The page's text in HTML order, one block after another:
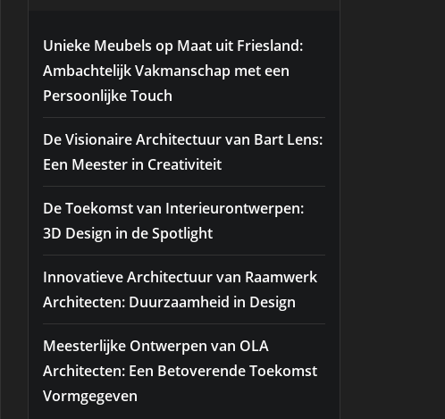
Unieke Meubels op Maat uit Friesland:
Ambachtelijk Vakmanschap met een
Persoonlijke Touch
De Visionaire Architectuur van Bart Lens:
Een Meester in Creativiteit
De Toekomst van Interieurontwerpen:
3D Design in de Spotlight
Innovatieve Architectuur van Raamwerk
Architecten: Duurzaamheid in Design
Meesterlijke Ontwerpen van OLA
Architecten: Een Betoverende Toekomst
Vormgegeven